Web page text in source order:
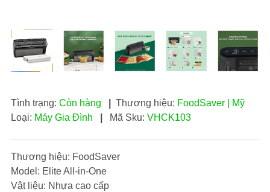
Tình trạng: Còn hàng Thương hiệu: FoodSaver | Mỹ
Loại: Máy Gia Đình Mã Sku: VHCK103
Thương hiệu: FoodSaver
Model: Elite All-in-One
Vật liệu: Nhựa cao cấp